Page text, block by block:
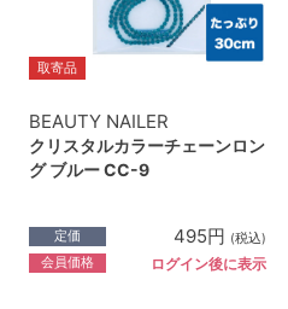
取寄品
BEAUTY NAILER
クリスタルカラーチェーンロン
グ ブルー CC-9
定価 495円 (税込)
会員価格 ログイン後に表示